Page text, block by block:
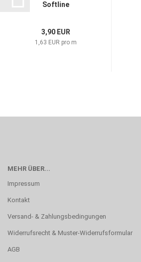
Softline
3,90 EUR
1,63 EUR pro m
MEHR ÜBER...
Impressum
Kontakt
Versand- & Zahlungsbedingungen
Widerrufsrecht & Muster-Widerrufsformular
AGB